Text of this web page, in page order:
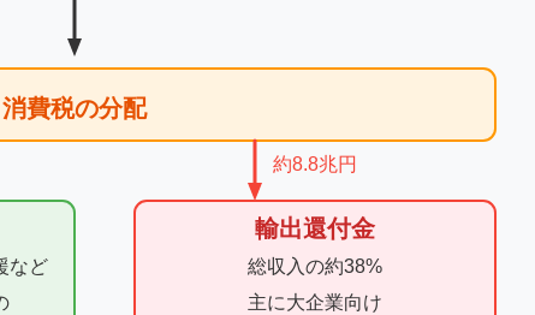
消費税の分配
約8.8兆円
など
輸出還付金
総収入の約38%
主に大企業向け